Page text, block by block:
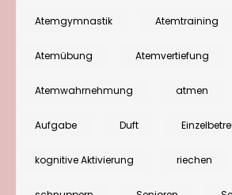
Atemgymnastik Atemtraining
Atemübung Atemvertiefung
Atemwahrnehmung atmen
Aufgabe Duft
kognitive Aktivierung riechen